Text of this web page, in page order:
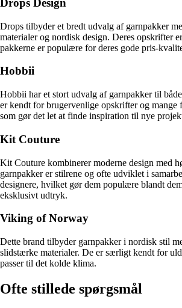
Drops Design
Drops tilbyder et bredt udvalg af garnpakker
materialer og nordisk design. Deres opskrifter
pakkerne er populære for deres gode pris-
Hobbii
Hobbii har et stort udvalg af garnpakker til
er kendt for brugervenlige opskrifter og mange
som gør det let at finde inspiration til nye
Kit Couture
Kit Couture kombinerer moderne design med
garnpakker er stilrene og ofte udviklet i
designere, hvilket gør dem populære blandt
eksklusivt udtryk.
Viking of Norway
Dette brand tilbyder garnpakker i nordisk stil
slidstærke materialer. De er særligt kendt for
passer til det kolde klima.
Ofte stillede spørgsmål